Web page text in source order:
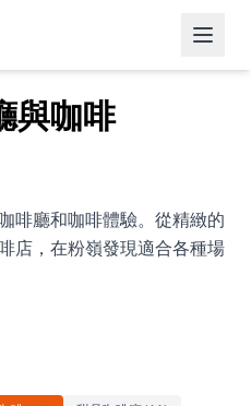
與咖啡
啡廳和咖啡體驗。從精緻的
店，在粉嶺發現適合各種場